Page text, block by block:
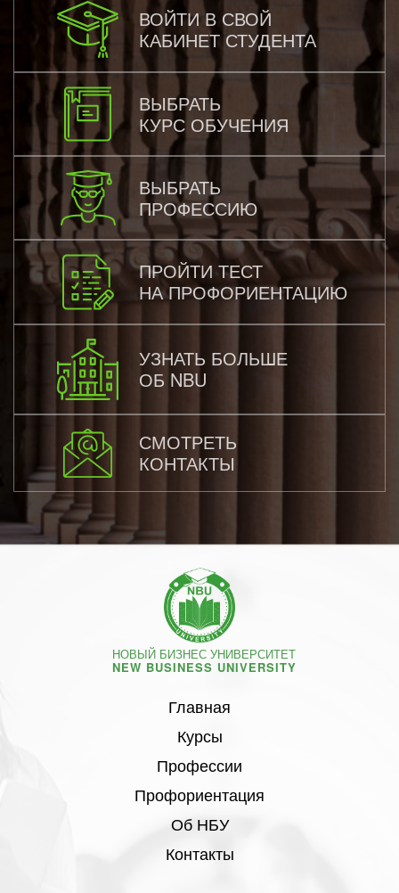
ВОЙТИ В СВОЙ
КАБИНЕТ СТУДЕНТА
ВЫБРАТЬ
КУРС ОБУЧЕНИЯ
ВЫБРАТЬ
ПРОФЕССИЮ
ПРОЙТИ ТЕСТ
НА ПРОФОРИЕНТАЦИЮ
УЗНАТЬ БОЛЬШЕ
ОБ NBU
СМОТРЕТЬ
КОНТАКТЫ
НОВЫЙ БИЗНЕС УНИВЕРСИТЕТ
NEW BUSINESS UNIVERSITY
Главная
Курсы
Профессии
Профориентация
Об НБУ
Контакты